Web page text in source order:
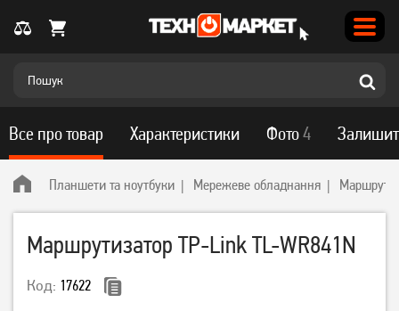
Планшети та ноутбуки Мережеве обладнання
Маршрутизатор TP-Link TL-WR841N
Код: 17622
Все про товар Характеристики Фото4